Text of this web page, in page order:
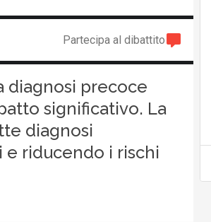
Partecipa al dibattito
diagnosi precoce
significativo. La
diagnosi
riducendo i rischi